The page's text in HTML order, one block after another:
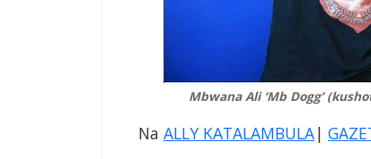
Mbwana Ali ‘Mb Dogg’
Na ALLY KATALAMBULA|